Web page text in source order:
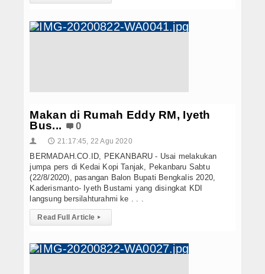
Makan di Rumah Eddy RM, Iyeth
Bus...
0
👤 🕔 21:17:45, 22 Agu 2020
BERMADAH.CO.ID, PEKANBARU - Usai melakukan
jumpa pers di Kedai Kopi Tanjak, Pekanbaru Sabtu
(22/8/2020), pasangan Balon Bupati Bengkalis 2020,
Kaderismanto- Iyeth Bustami yang disingkat KDI
langsung bersilahturahmi ke . . .
Read Full Article ▸